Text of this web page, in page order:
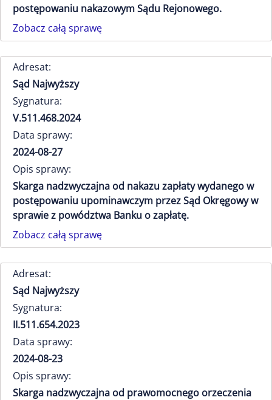
postępowaniu nakazowym Sądu Rejonowego.
Zobacz całą sprawę
Adresat:
Sąd Najwyższy
Sygnatura:
V.511.468.2024
Data sprawy:
2024-08-27
Opis sprawy:
Skarga nadzwyczajna od nakazu zapłaty wydanego w
postępowaniu upominawczym przez Sąd Okręgowy w
sprawie z powództwa Banku o zapłatę.
Zobacz całą sprawę
Adresat:
Sąd Najwyższy
Sygnatura:
II.511.654.2023
Data sprawy:
2024-08-23
Opis sprawy:
Skarga nadzwyczajna od prawomocnego orzeczenia